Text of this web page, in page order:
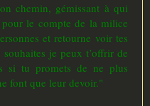
chemin, gémissant à qui
le compte de la milice
et retourne voir tes
je peux t’offrir de
si tu promets de ne plus
font que leur devoir."